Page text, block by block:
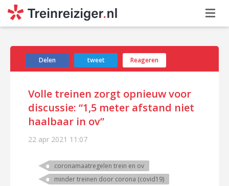
Delen tweet Reageren
Volle treinen zorgt opnieuw voor
discussie: “1,5 meter afstand niet
haalbaar in ov”
22 apr 2021 11:07
coronamaatregelen trein en ov
minder treinen door corona (covid19)